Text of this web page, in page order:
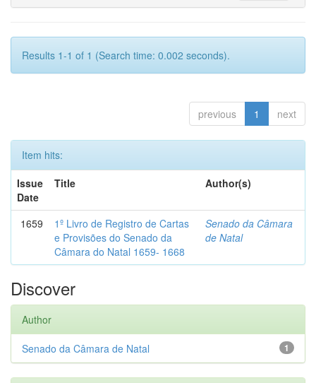
Results 1-1 of 1 (Search time: 0.002 seconds).
previous 1 next
Item hits:
Issue
Date
Title Author(s)
1659
1º Livro de Registro de Cartas
e Provisões do Senado da
Câmara do Natal 1659- 1668
Senado da Câmara
de Natal
Discover
Author
1
Senado da Câmara de Natal